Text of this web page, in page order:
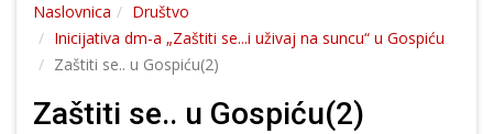
Naslovnica
Društvo
Inicijativa dm-a „Zaštiti se...i uživaj na suncu“ u Gospiću
Zaštiti se.. u Gospiću(2)
Zaštiti se.. u Gospiću(2)